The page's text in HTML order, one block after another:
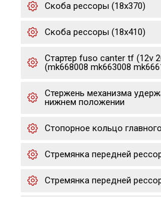
Скоба рессоры (18x370)
Скоба рессоры (18x410)
Стартер fuso canter tf (12v
(mk668008 mk663008
Стержень механизма
нижнем положении
Стопорное кольцо
Стремянка передней
Стремянка передней